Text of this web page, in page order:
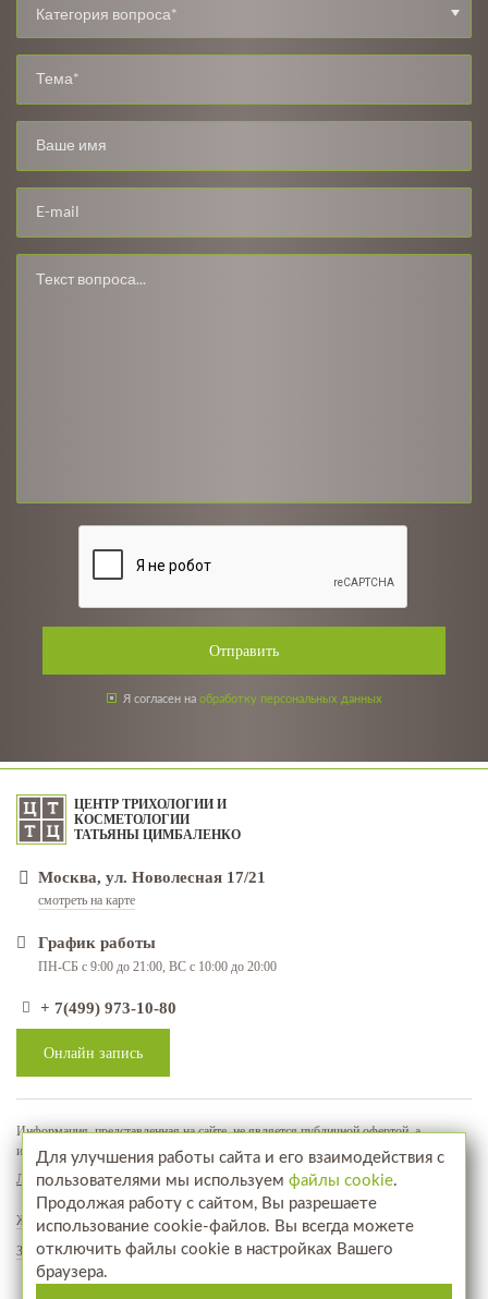
Категория вопроса*
Отправить
Я согласен на обработку персональных данных
ЦЕНТР ТРИХОЛОГИИ И
КОСМЕТОЛОГИИ
ТАТЬЯНЫ ЦИМБАЛЕНКО
Москва, ул. Новолесная 17/21
смотреть на карте
График работы
ПН-СБ с 9:00 до 21:00, ВС с 10:00 до 20:00
+ 7(499) 973-10-80
Онлайн запись
Информация, представленная на сайте, не является публичной офертой, а
используется в качестве рекламно-информационных материалов
Лицензия № ЛО-77-01-018071
Жалобы и предложения
Запись на прием
Для улучшения работы сайта и его взаимодействия с
пользователями мы используем файлы cookie.
Продолжая работу с сайтом, Вы разрешаете
использование cookie-файлов. Вы всегда можете
отключить файлы cookie в настройках Вашего
браузера.